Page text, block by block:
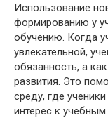
Использование
формированию у
обучению. Когда
увлекательной,
обязанность, а
развития. Это
среду, где
интерес к